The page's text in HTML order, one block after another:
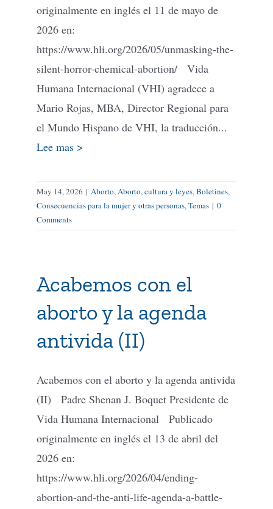
originalmente en inglés el 11 de mayo de
2026 en:
https://www.hli.org/2026/05/unmasking-the-
silent-horror-chemical-abortion/ Vida
Humana Internacional (VHI) agradece a
Mario Rojas, MBA, Director Regional para
el Mundo Hispano de VHI, la traducción...
Lee mas >
May 14, 2026 | Aborto, Aborto, cultura y leyes, Boletines,
Consecuencias para la mujer y otras personas, Temas | 0
Comments
Acabemos con el
aborto y la agenda
antivida (II)
Acabemos con el aborto y la agenda antivida
(II) Padre Shenan J. Boquet Presidente de
Vida Humana Internacional Publicado
originalmente en inglés el 13 de abril del
2026 en:
https://www.hli.org/2026/04/ending-
abortion-and-the-anti-life-agenda-a-battle-